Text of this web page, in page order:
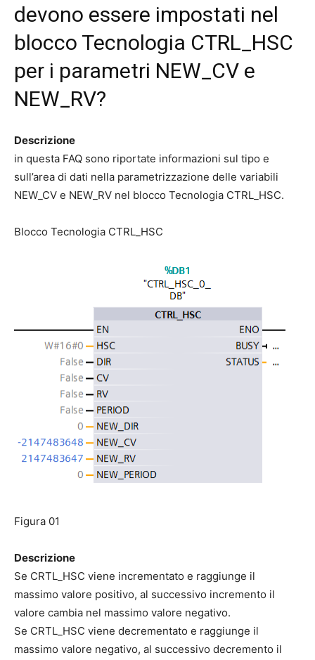
devono essere impostati nel
blocco Tecnologia CTRL_HSC
per i parametri NEW_CV e
NEW_RV?
Descrizione
in questa FAQ sono riportate informazioni sul tipo e
sull’area di dati nella parametrizzazione delle variabili
NEW_CV e NEW_RV nel blocco Tecnologia CTRL_HSC.
Blocco Tecnologia CTRL_HSC
Figura 01
Descrizione
Se CRTL_HSC viene incrementato e raggiunge il
massimo valore positivo, al successivo incremento il
valore cambia nel massimo valore negativo.
Se CRTL_HSC viene decrementato e raggiunge il
massimo valore negativo, al successivo decremento il